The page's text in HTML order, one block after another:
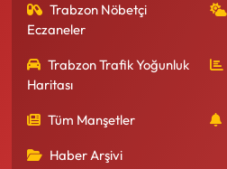
Trabzon Nöbetçi
Eczaneler
Trabzon Trafik Yoğunluk
Haritası
Tüm Manşetler
Haber Arşivi